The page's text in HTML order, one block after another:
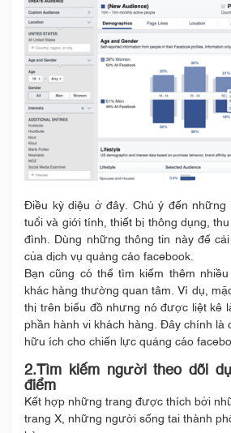
Điều kỳ diệu ở đây. Chú ý đến
tuổi và giới tính, thiết bị thông dụng,
đình. Dùng những thông tin này để
của dịch vụ quảng cáo facebook.
Bạn cũng có thể tìm kiếm thêm
khác hàng thường quan tâm. Ví dụ,
thị trên biểu đồ nhưng nó được liệt kê
phần hành vi khách hàng. Đây chính là
hữu ích cho chiến lực quảng cáo
2.Tìm kiếm người theo dõi
điểm
Kết hợp những trang được thích bởi
trang X, những người sống tai thành